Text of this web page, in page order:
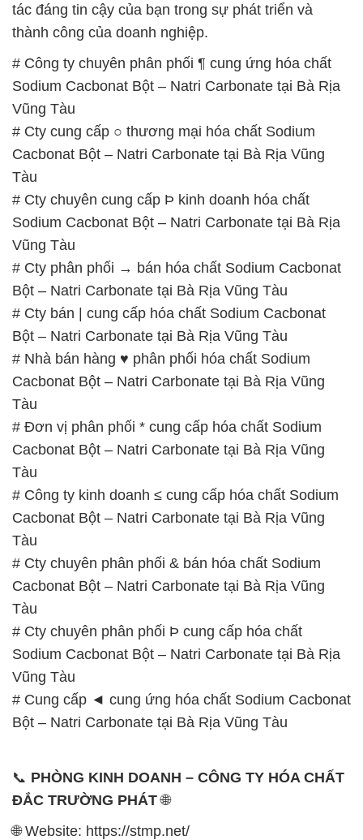
tác đáng tin cậy của bạn trong sự phát triển và
thành công của doanh nghiệp.
# Công ty chuyên phân phối ¶ cung ứng hóa chất
Sodium Cacbonat Bột – Natri Carbonate tại Bà Rịa
Vũng Tàu
# Cty cung cấp ○ thương mại hóa chất Sodium
Cacbonat Bột – Natri Carbonate tại Bà Rịa Vũng
Tàu
# Cty chuyên cung cấp Þ kinh doanh hóa chất
Sodium Cacbonat Bột – Natri Carbonate tại Bà Rịa
Vũng Tàu
# Cty phân phối → bán hóa chất Sodium Cacbonat
Bột – Natri Carbonate tại Bà Rịa Vũng Tàu
# Cty bán | cung cấp hóa chất Sodium Cacbonat
Bột – Natri Carbonate tại Bà Rịa Vũng Tàu
# Nhà bán hàng ♥ phân phối hóa chất Sodium
Cacbonat Bột – Natri Carbonate tại Bà Rịa Vũng
Tàu
# Đơn vị phân phối * cung cấp hóa chất Sodium
Cacbonat Bột – Natri Carbonate tại Bà Rịa Vũng
Tàu
# Công ty kinh doanh ≤ cung cấp hóa chất Sodium
Cacbonat Bột – Natri Carbonate tại Bà Rịa Vũng
Tàu
# Cty chuyên phân phối & bán hóa chất Sodium
Cacbonat Bột – Natri Carbonate tại Bà Rịa Vũng
Tàu
# Cty chuyên phân phối Þ cung cấp hóa chất
Sodium Cacbonat Bột – Natri Carbonate tại Bà Rịa
Vũng Tàu
# Cung cấp ◄ cung ứng hóa chất Sodium Cacbonat
Bột – Natri Carbonate tại Bà Rịa Vũng Tàu
📞 PHÒNG KINH DOANH – CÔNG TY HÓA CHẤT
ĐẮC TRƯỜNG PHÁT🌐
🌐 Website: https://stmp.net/